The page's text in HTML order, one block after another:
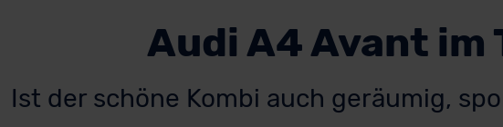
Audi A4 Avant im
Ist der schöne Kombi auch geräumig,